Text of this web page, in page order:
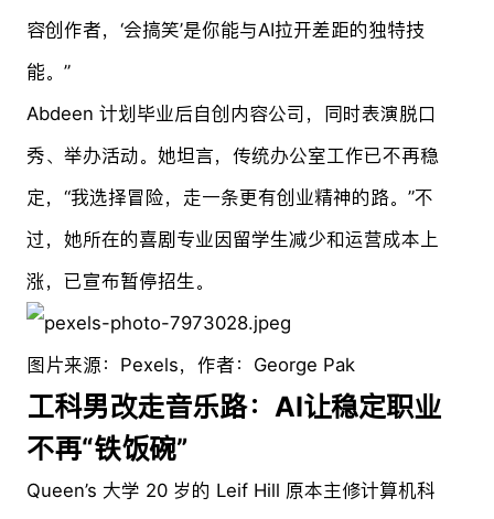
容创作者，‘会搞笑’是你能与AI拉开差距的独特技
能。”
Abdeen 计划毕业后自创内容公司，同时表演脱口
秀、举办活动。她坦言，传统办公室工作已不再稳
定，“我选择冒险，走一条更有创业精神的路。”不
过，她所在的喜剧专业因留学生减少和运营成本上
涨，已宣布暂停招生。
图片来源：Pexels，作者：George Pak
工科男改走音乐路：AI让稳定职业
不再“铁饭碗”
Queen’s 大学 20 岁的 Leif Hill 原本主修计算机科